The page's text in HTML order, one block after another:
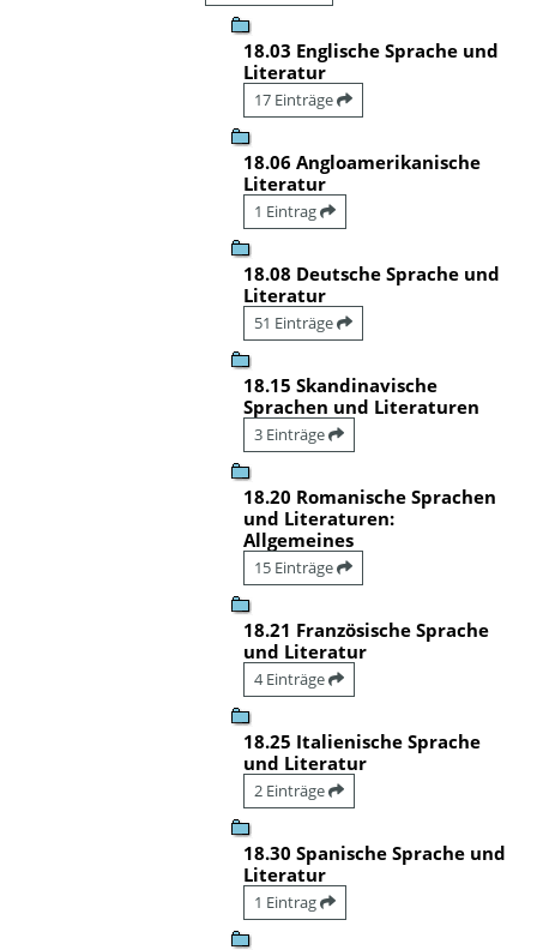
18.03 Englische Sprache und
Literatur
17 Einträge
18.06 Angloamerikanische
Literatur
1 Eintrag
18.08 Deutsche Sprache und
Literatur
51 Einträge
18.15 Skandinavische
Sprachen und Literaturen
3 Einträge
18.20 Romanische Sprachen
und Literaturen:
Allgemeines
15 Einträge
18.21 Französische Sprache
und Literatur
4 Einträge
18.25 Italienische Sprache
und Literatur
2 Einträge
18.30 Spanische Sprache und
Literatur
1 Eintrag